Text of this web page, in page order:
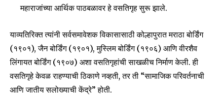
महाराजांच्या आर्थिक पाठबळावर हे वसतिगृह सुरू झाले.
याव्यतिरिक्त त्यांनी सर्वसमावेशक विकासासाठी कोल्हापुरात मराठा बोर्डिंग
(१९०१), जैन बोर्डिंग (१९०१), मुस्लिम बोर्डिंग (१९०६) आणि वीरशैव
लिंगायत बोर्डिंग (१९०७) अशा वसतिगृहांची साखळीच निर्माण केली. ही
वसतिगृहे केवळ राहण्याची ठिकाणे नव्हती, तर ती “सामाजिक परिवर्तनाची
आणि जातीय सलोख्याची केंद्रे” होती.